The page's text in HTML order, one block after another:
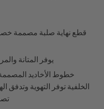
قطع نهاية صلبة مصممة
يوفر المتانة
خطوط الأخاديد
الخلفية توفر التهوية وتدفق